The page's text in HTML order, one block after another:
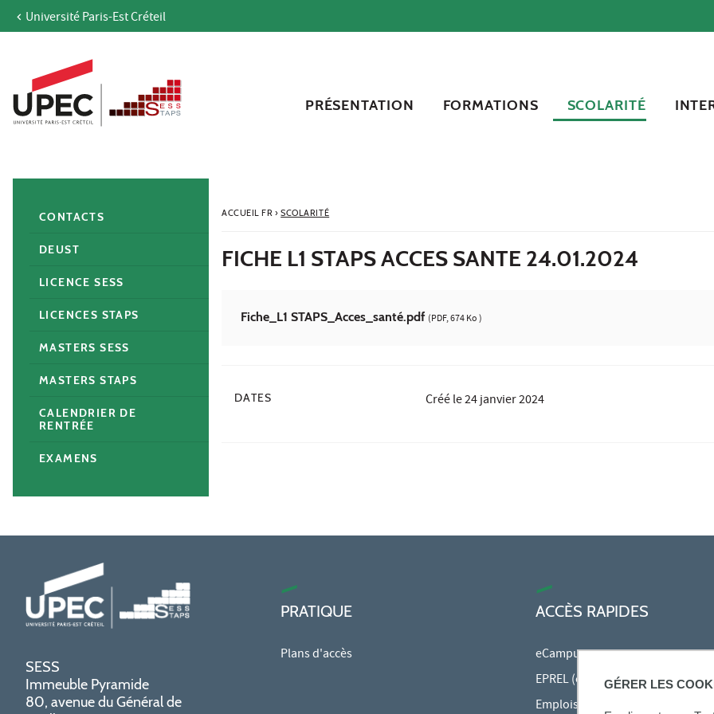
GÉRER LES
Aller au contenu
Accès directs
Recherche
Navigation secondaire
Université Paris-Est Créteil
PRÉSENTATION FORMATIONS SCOLARITÉ
ACCUEIL FR› SCOLARITÉ
FICHE L1 STAPS ACCES SANTE 24.01.2024
Fiche_L1 STAPS_Acces_santé.pdf (PDF, 674 Ko )
DATES Créé le24 janvier 2024
CONTACTS
DEUST
LICENCE SESS
LICENCES STAPS
MASTERS SESS
MASTERS STAPS
CALENDRIER DE
RENTRÉE
EXAMENS
SESS
Immeuble Pyramide
80, avenue du Général de
PRATIQUE
Plans d'accès
ACCÈS RAPIDES
eCampus
EPREL (cours en ligne)
Emplois du temps en ligne (ADE)